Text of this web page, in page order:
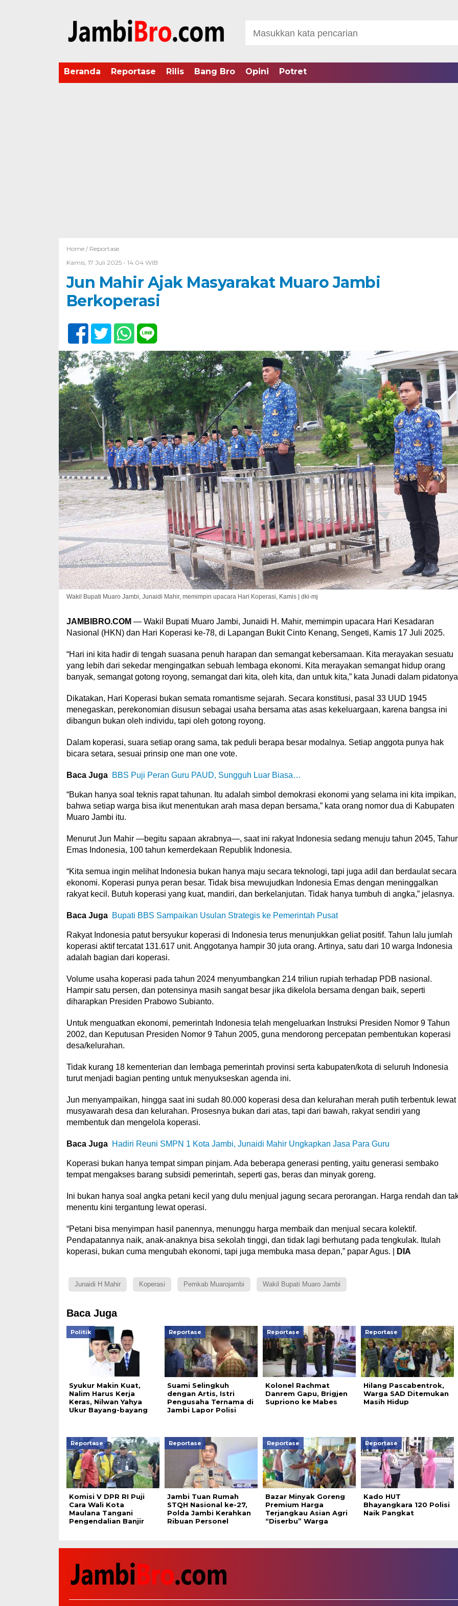
Beranda Reportase Rilis Bang Bro Opini Potret
Home / Reportase
Kamis, 17 Juli 2025 - 14:04 WIB
Jun Mahir Ajak Masyarakat Muaro Jambi
Berkoperasi
Wakil Bupati Muaro Jambi, Junaidi Mahir, memimpin upacara Hari Koperasi, Kamis | dki-mj
JAMBIBRO.COM — Wakil Bupati Muaro Jambi, Junaidi H. Mahir, memimpin upacara Hari Kesadaran
Nasional (HKN) dan Hari Koperasi ke-78, di Lapangan Bukit Cinto Kenang, Sengeti, Kamis 17 Juli 2025.
“Hari ini kita hadir di tengah suasana penuh harapan dan semangat kebersamaan. Kita merayakan sesuatu
yang lebih dari sekedar mengingatkan sebuah lembaga ekonomi. Kita merayakan semangat hidup orang
banyak, semangat gotong royong, semangat dari kita, oleh kita, dan untuk kita,” kata Junadi dalam
Dikatakan, Hari Koperasi bukan semata romantisme sejarah. Secara konstitusi, pasal 33 UUD 1945
menegaskan, perekonomian disusun sebagai usaha bersama atas asas kekeluargaan, karena bangsa ini
dibangun bukan oleh individu, tapi oleh gotong royong.
Dalam koperasi, suara setiap orang sama, tak peduli berapa besar modalnya. Setiap anggota punya hak
bicara setara, sesuai prinsip one man one vote.
Baca Juga BBS Puji Peran Guru PAUD, Sungguh Luar Biasa…
“Bukan hanya soal teknis rapat tahunan. Itu adalah simbol demokrasi ekonomi yang selama ini kita impikan,
bahwa setiap warga bisa ikut menentukan arah masa depan bersama,” kata orang nomor dua di Kabupaten
Muaro Jambi itu.
Menurut Jun Mahir —begitu sapaan akrabnya—, saat ini rakyat Indonesia sedang menuju tahun 2045,
Emas Indonesia, 100 tahun kemerdekaan Republik Indonesia.
“Kita semua ingin melihat Indonesia bukan hanya maju secara teknologi, tapi juga adil dan berdaulat secara
ekonomi. Koperasi punya peran besar. Tidak bisa mewujudkan Indonesia Emas dengan meninggalkan
rakyat kecil. Butuh koperasi yang kuat, mandiri, dan berkelanjutan. Tidak hanya tumbuh di angka,” jelasnya.
Baca Juga Bupati BBS Sampaikan Usulan Strategis ke Pemerintah Pusat
Rakyat Indonesia patut bersyukur koperasi di Indonesia terus menunjukkan geliat positif. Tahun lalu jumlah
koperasi aktif tercatat 131.617 unit. Anggotanya hampir 30 juta orang. Artinya, satu dari 10 warga Indonesia
adalah bagian dari koperasi.
Volume usaha koperasi pada tahun 2024 menyumbangkan 214 triliun rupiah terhadap PDB nasional.
Hampir satu persen, dan potensinya masih sangat besar jika dikelola bersama dengan baik, seperti
diharapkan Presiden Prabowo Subianto.
Untuk menguatkan ekonomi, pemerintah Indonesia telah mengeluarkan Instruksi Presiden Nomor 9 Tahun
2002, dan Keputusan Presiden Nomor 9 Tahun 2005, guna mendorong percepatan pembentukan koperasi
desa/kelurahan.
Tidak kurang 18 kementerian dan lembaga pemerintah provinsi serta kabupaten/kota di seluruh Indonesia
turut menjadi bagian penting untuk menyukseskan agenda ini.
Jun menyampaikan, hingga saat ini sudah 80.000 koperasi desa dan kelurahan merah putih terbentuk lewat
musyawarah desa dan kelurahan. Prosesnya bukan dari atas, tapi dari bawah, rakyat sendiri yang
membentuk dan mengelola koperasi.
Baca Juga Hadiri Reuni SMPN 1 Kota Jambi, Junaidi Mahir Ungkapkan Jasa Para Guru
Koperasi bukan hanya tempat simpan pinjam. Ada beberapa generasi penting, yaitu generasi sembako
tempat mengakses barang subsidi pemerintah, seperti gas, beras dan minyak goreng.
Ini bukan hanya soal angka petani kecil yang dulu menjual jagung secara perorangan. Harga rendah dan
menentu kini tergantung lewat operasi.
“Petani bisa menyimpan hasil panennya, menunggu harga membaik dan menjual secara kolektif.
Pendapatannya naik, anak-anaknya bisa sekolah tinggi, dan tidak lagi berhutang pada tengkulak. Itulah
koperasi, bukan cuma mengubah ekonomi, tapi juga membuka masa depan,” papar Agus. |
DIA
Junaidi H Mahir Koperasi Pemkab Muarojambi Wakil Bupati Muaro Jambi
Baca Juga
Politik
Syukur Makin Kuat,
Nalim Harus Kerja
Keras, Nilwan Yahya
Ukur Bayang-bayang
Reportase
Suami Selingkuh
dengan Artis, Istri
Pengusaha Ternama di
Jambi Lapor Polisi
Reportase
Kolonel Rachmat
Danrem Gapu, Brigjen
Supriono ke Mabes
Reportase
Hilang Pascabentrok,
Warga SAD Ditemukan
Masih Hidup
Reportase
Komisi V DPR RI Puji
Cara Wali Kota
Maulana Tangani
Pengendalian Banjir
Reportase
Jambi Tuan Rumah
STQH Nasional ke-27,
Polda Jambi Kerahkan
Ribuan Personel
Reportase
Bazar Minyak Goreng
Premium Harga
Terjangkau Asian Agri
“Diserbu” Warga
Reportase
Kado HUT
Bhayangkara 120 Polisi
Naik Pangkat